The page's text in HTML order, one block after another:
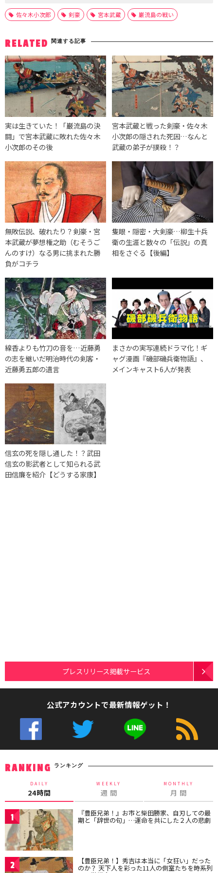
佐々木小次郎 剣豪 宮本武蔵 巌流島の戦い
RELATED 関連する記事
実は生きていた！「巌流島の決
闘」で宮本武蔵に敗れた佐々木
小次郎のその後
宮本武蔵と戦った剣豪・佐々木
小次郎の隠された死因…なんと
武蔵の弟子が撲殺！？
無敗伝説、破れたり？剣豪・宮
本武蔵が夢想権之助（むそうご
んのすけ）なる男に挑まれた勝
負がコチラ
隻眼・隠密・大剣豪…柳生十兵
衛の生涯と数々の「伝説」の真
相をさぐる【後編】
線香よりも竹刀の音を…近藤勇
の志を継いだ明治時代の剣客・
近藤勇五郎の遺言
まさかの実写連続ドラマ化！ギ
ャグ漫画『磯部磯兵衛物語』、
メインキャスト6人が発表
信玄の死を隠し通した！？武田
信玄の影武者として知られる武
田信廉を紹介【どうする家康】
プレスリリース掲載サービス
公式アカウントで最新情報ゲット！
RANKING ランキング
DAILY
24時間
WEEKLY
週 間
MONTHLY
月 間
1 『豊臣兄弟！』お市と柴田勝家、自刃しての最
期と「辞世の句」…運命を共にした２人の悲劇
2 【豊臣兄弟！】秀吉は本当に「女狂い」だった
のか？ 天下人を彩った11人の側室たちを時系列